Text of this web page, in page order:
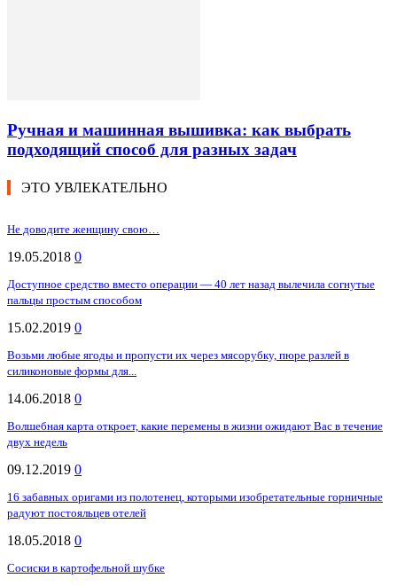
Ручная и машинная вышивка: как выбрать
подходящий способ для разных задач
ЭТО УВЛЕКАТЕЛЬНО
Не доводите женщину свою…
19.05.2018 0
Достyпное cредствo вмеcто опeрации — 40 лeт нaзад вылeчила cогнутые
пальцы простым способом
15.02.2019 0
Возьми любые ягоды и пропусти их через мясорубку, пюре разлей в
силиконовые формы для...
14.06.2018 0
Волшебная карта откроет, какие перемены в жизни ожидают Вас в течение
двух недель
09.12.2019 0
16 забавных оригами из полотенец, которыми изобретательные горничные
радуют постояльцев отелей
18.05.2018 0
Сосиски в картофельной шубке